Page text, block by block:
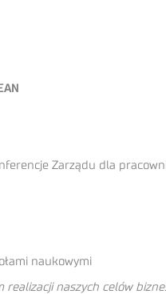
Zarządu dla
naukowymi
naszych celów